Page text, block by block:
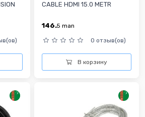
CABLE HDMI 15.0 METR
146.5 man
0 отзыв(ов)
В корзину